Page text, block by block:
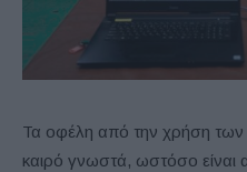
Τα οφέλη από την χρήση των
καιρό γνωστά, ωστόσο είναι